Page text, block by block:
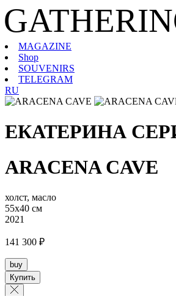
MAGAZINE
Shop
SOUVENIRS
TELEGRAM
RU
ЕКАТЕРИНА
ARACENA CAVE
холст, масло
55х40 см
2021
141 300 ₽
buy
Купить